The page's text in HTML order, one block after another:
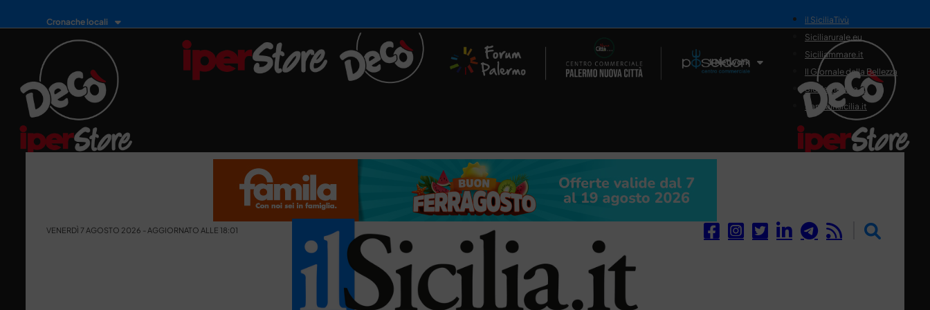
Cronache locali
Il Network
il SiciliaTivù
Siciliarurale.eu
Siciliammare.it
Il Giornale della Bellezza
Siciliamedica.it
Sanitainsicilia.it
VENERDÌ 7 AGOSTO 2026 - AGGIORNATO ALLE 18:01